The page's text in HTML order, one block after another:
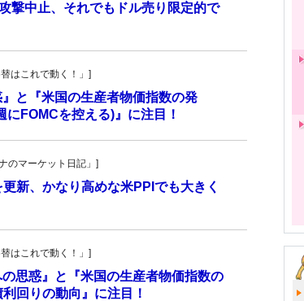
撃中止、それでもドル売り限定的で
はこれで動く！」]
と『米国の生産者物価指数の発
FOMCを控える)』に注目！
のマーケット日記」]
新、かなり高めな米PPIでも大きく
はこれで動く！」]
思惑』と『米国の生産者物価指数の
回りの動向』に注目！